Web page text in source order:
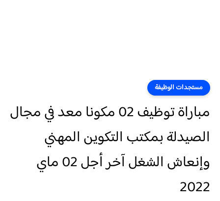
مستجدات الوظيفة
مباراة توظيف 02 مكونا معد في مجال
الصيدلة بمكتب التكوين المهني
وإنعاش الشغل آخر أجل 02 ماي
2022